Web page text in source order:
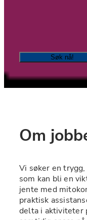
Søk nå!
Om
Vi søker en
som kan bli en
jente med
praktisk
delta i aktiviteter